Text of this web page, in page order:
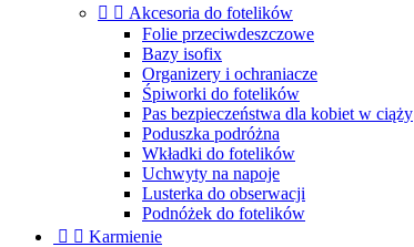
  Akcesoria do fotelików
Folie przeciwdeszczowe
Bazy isofix
Organizery i ochraniacze
Śpiworki do fotelików
Pas bezpieczeństwa dla kobiet w ciąży
Poduszka podróżna
Wkładki do fotelików
Uchwyty na napoje
Lusterka do obserwacji
Podnóżek do fotelików
  Karmienie